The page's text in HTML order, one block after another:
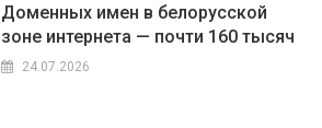
Доменных имен в белорусской
зоне интернета — почти 160 тысяч
24.07.2026